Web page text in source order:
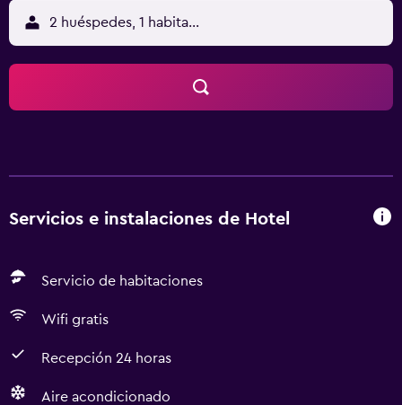
2 huéspedes, 1 habitación
Servicios e instalaciones de Hotel
Servicio de habitaciones
Wifi gratis
Recepción 24 horas
Aire acondicionado